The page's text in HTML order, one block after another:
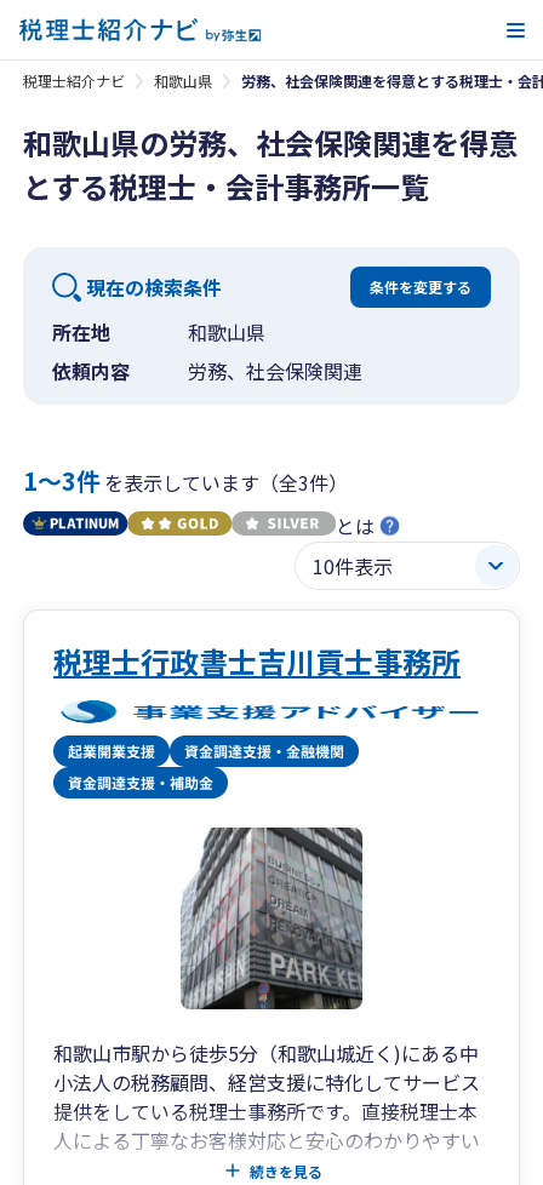
税理士紹介ナビ 和歌山県 労務、社会保険関連を得意とする税理士・会
和歌山県の労務、社会保険関連を得意
とする税理士・会計事務所一覧
現在の検索条件 条件を変更する
所在地
和歌山県
依頼内容
労務、社会保険関連
1〜3件を表示しています（全3件）
とは
税理士行政書士吉川貢士事務所
和歌山市駅から徒歩5分（和歌山城近く)にある中
小法人の税務顧問、経営支援に特化してサービス
提供をしている税理士事務所です。直接税理士本
人による丁寧なお客様対応と安心のわかりやすい
料金で事業者様のお手伝いをさせて頂いておりま
続きを見る